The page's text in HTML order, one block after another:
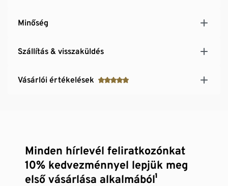
Minőség
Szállítás & visszaküldés
Vásárlói értékelések
Minden hírlevél feliratkozónkat
10% kedvezménnyel lepjük meg
első vásárlása alkalmából¹